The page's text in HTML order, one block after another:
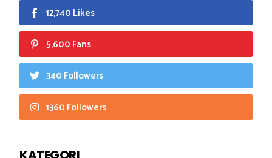
12,740 Likes
5,600 Fans
340 Followers
1360 Followers